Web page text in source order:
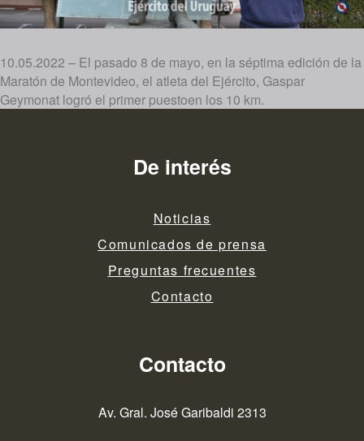
10.05.2022 – El pasado 8 de mayo, en la séptima edición de la
Maratón de Montevideo, el atleta del Ejército, Gaspar
Geymonat logró el primer puestoen los 10 km.
De interés
Noticias
Comunicados de prensa
Preguntas frecuentes
Contacto
Contacto
Av. Gral. José Garibaldi 2313